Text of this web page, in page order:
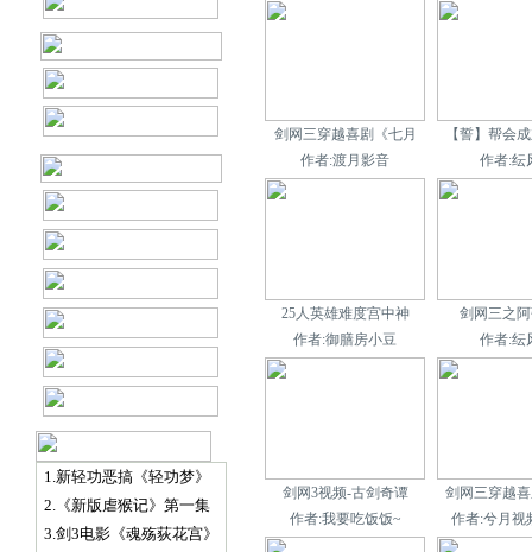
1.新轻功恶搞《轻功梦》
2.《新版虐猴记》第一集
3.剑3电影《魂殇荻花宫》
剑网三穿越喜剧《七月
作者:渡月影音
【誓】帮会
作者:纭
25人英雄难度宫中神
作者:御膳房小豆
剑网三之
作者:纭
剑网3视频-古剑奇谭
作者:我要吃饭饭~
剑网三穿越
作者:兮月视